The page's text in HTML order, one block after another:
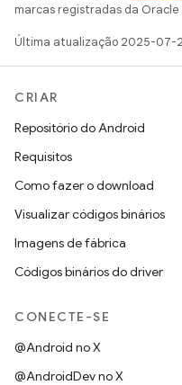
marcas registradas da Oracle
Última atualização 2025-07-
CRIAR
Repositório do Android
Requisitos
Como fazer o download
Visualizar códigos binários
Imagens de fábrica
Códigos binários do driver
CONECTE-SE
@Android no X
@AndroidDev no X